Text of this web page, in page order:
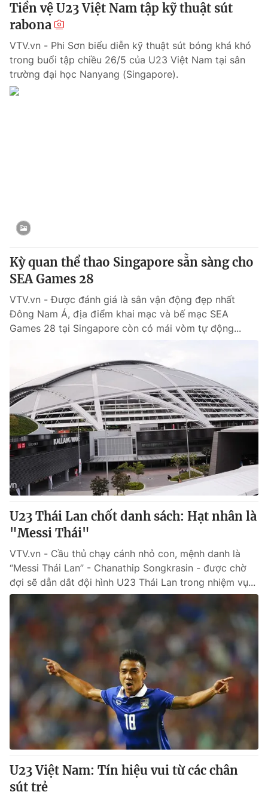
Tiền vệ U23 Việt Nam tập kỹ thuật sút
rabona
VTV.vn - Phi Sơn biểu diễn kỹ thuật sút bóng khá khó
trong buổi tập chiều 26/5 của U23 Việt Nam tại sân
trường đại học Nanyang (Singapore).
Kỳ quan thể thao Singapore sẵn sàng cho
SEA Games 28
VTV.vn - Được đánh giá là sân vận động đẹp nhất
Đông Nam Á, địa điểm khai mạc và bế mạc SEA
Games 28 tại Singapore còn có mái vòm tự động...
U23 Thái Lan chốt danh sách: Hạt nhân là
"Messi Thái"
VTV.vn - Cầu thủ chạy cánh nhỏ con, mệnh danh là
“Messi Thái Lan” - Chanathip Songkrasin - được chờ
đợi sẽ dẫn dắt đội hình U23 Thái Lan trong nhiệm vụ...
U23 Việt Nam: Tín hiệu vui từ các chân
sút trẻ